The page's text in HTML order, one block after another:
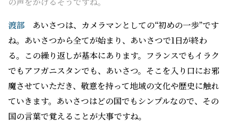
渡部 あいさつは、カメラマンとしての“初めの一歩”です
ね。あいさつから全てが始まり、あいさつで1日が終わ
る。この繰り返しが基本にあります。フランスでもイラク
でもアフガニスタンでも、あいさつ。そこを入り口にお邪
魔させていただき、敬意を持って地域の文化や歴史に触れ
ていきます。あいさつはどの国でもシンプルなので、その
国の言葉で覚えることが大事ですね。